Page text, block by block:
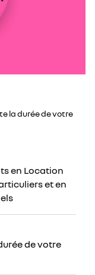
la durée de votre
en Location
et en
de votre